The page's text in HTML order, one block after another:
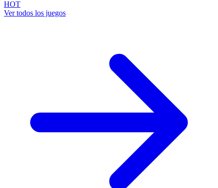
HOT
Ver todos los juegos